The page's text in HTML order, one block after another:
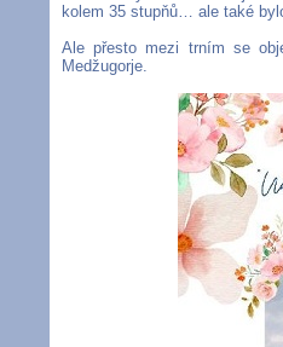
kolem 35 stupňů… ale také
Ale přesto mezi trním se
Medžugorje.